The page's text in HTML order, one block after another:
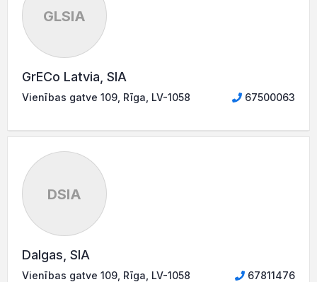
GLSIA
GrECo Latvia, SIA
Vienības gatve 109, Rīga, LV-1058 67500063
DSIA
Dalgas, SIA
Vienības gatve 109, Rīga, LV-1058 67811476